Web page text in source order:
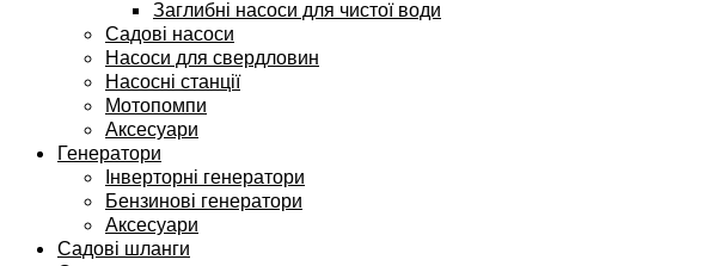
Заглибні насоси для чистої води
Садові насоси
Насоси для свердловин
Насосні станції
Мотопомпи
Аксесуари
Генератори
Інверторні генератори
Бензинові генератори
Аксесуари
Садові шланги